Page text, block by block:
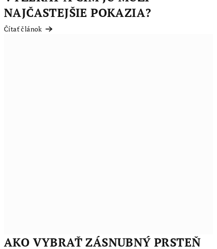
NAJČASTEJŠIE POKAZIA?
Čítať článok
AKO VYBRAŤ ZÁSNUBNÝ PRSTEŇ